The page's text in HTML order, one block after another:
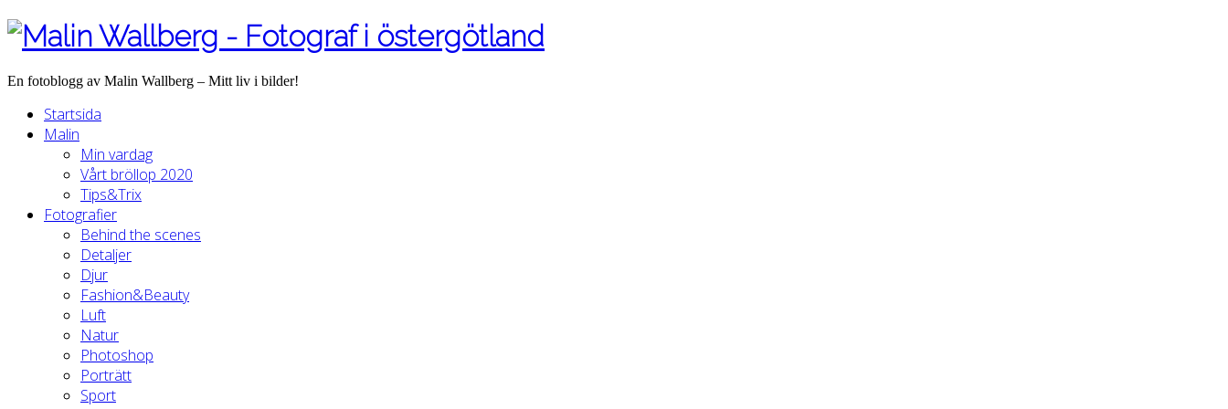
En fotoblogg av Malin Wallberg – Mitt liv i bilder!
Startsida
Malin
Min vardag
Vårt bröllop 2020
Tips&Trix
Fotografier
Behind the scenes
Detaljer
Djur
Fashion&Beauty
Luft
Natur
Photoshop
Porträtt
Sport